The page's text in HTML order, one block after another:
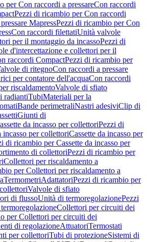
per Con raccordi a pressareCon raccordi
Pezzi di ricambio per Con raccordi
MapressPezzi di ricambio per Con
Con raccordi filettatiUnità valvole
per il montaggio da incassoPezzi di
d'intercettazione e collettori per il
raccordi CompactPezzi di ricambio per
di ritegnoCon raccordi a pressare
per contatore dell'acquaCon raccordi
riscaldamentoValvole di sfiato
radiantiTubiMateriali per la
Bande perimetraliNastri adesiviClip di
Giunti di
da incasso per collettoriPezzi di
incasso per collettoriCassette da incasso per
di ricambio per Cassette da incasso per
di collettoriPezzi di ricambio per
Collettori per riscaldamento a
per Collettori per riscaldamento a
TermometriAdattatoriPezzi di ricambio per
Valvole di sfiato
di flussoUnità di termoregolazionePezzi
Collettori per circuiti dei
per Collettori per circuiti dei
di regolazioneAttuatoriTermostati
per collettoriTubi di protezioneSistemi di